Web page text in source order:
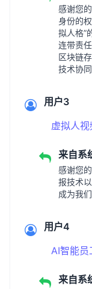
感谢您
身份的
拟人格”
连带责
区块链
技术协
用户3
虚拟人
来自系
感谢您
报技术
成为我
用户4
AI智能员
来自系